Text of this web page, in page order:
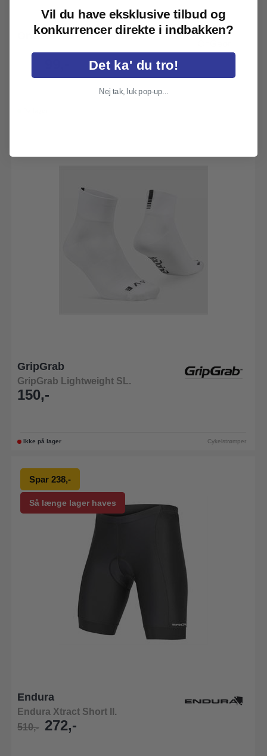
OnGear
OnGear Windblock pandebånd.
GripGrab
GripGrab Lightweight SL.
150,-
Ikke på lager Cykelstrømper
Så længe lager haves
Spar 238,-
Endura
Endura Xtract Short ll.
510,-
272,-
Vil du have eksklusive tilbud og
konkurrencer direkte i indbakken?
Det ka' du tro!
Nej tak, luk pop-up...